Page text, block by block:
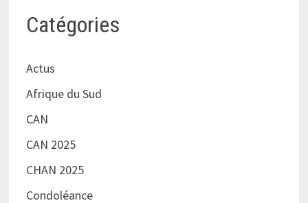
Catégories
Actus
Afrique du Sud
CAN
CAN 2025
CHAN 2025
Condoléance